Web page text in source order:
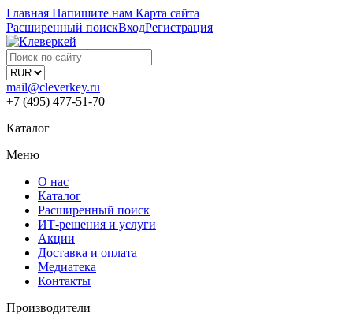
Главная Напишите нам Карта сайта
Расширенный поискВходРегистрация
mail@cleverkey.ru
+7 (495) 477-51-70
Каталог
Меню
О нас
Каталог
Расширенный поиск
ИТ-решения и услуги
Акции
Доставка и оплата
Медиатека
Контакты
Производители